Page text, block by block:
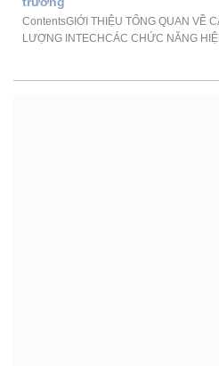
ContentsGIỚI THIỆU TỔNG QUAN VỀ
LƯỢNG INTECHCÁC CHỨC NĂNG